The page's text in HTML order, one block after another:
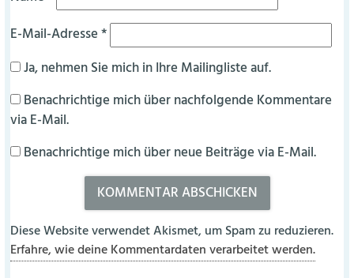
E-Mail-Adresse*
Ja, nehmen Sie mich in Ihre Mailingliste auf.
Benachrichtige mich über nachfolgende Kommentare
via E-Mail.
Benachrichtige mich über neue Beiträge via E-Mail.
Diese Website verwendet Akismet, um Spam zu reduzieren.
Erfahre, wie deine Kommentardaten verarbeitet werden.